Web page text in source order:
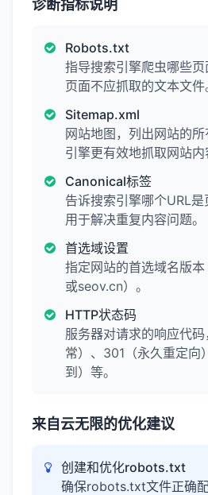
诊断指标说明
Robots.txt
指导搜索引擎爬虫哪些
页面不应抓取的文本文件
Sitemap.xml
网站地图，列出网站的
引擎更有效地抓取网站内
Canonical标签
告诉搜索引擎哪个URL是
用于解决重复内容问题。
首选域设置
指定网站的首选域名版
或seov.cn）。
HTTP状态码
服务器对请求的响应代
常）、301（永久重定向
到）等。
来自云无限的优化建议
创建和优化robots.txt
确保robots.txt文件正确